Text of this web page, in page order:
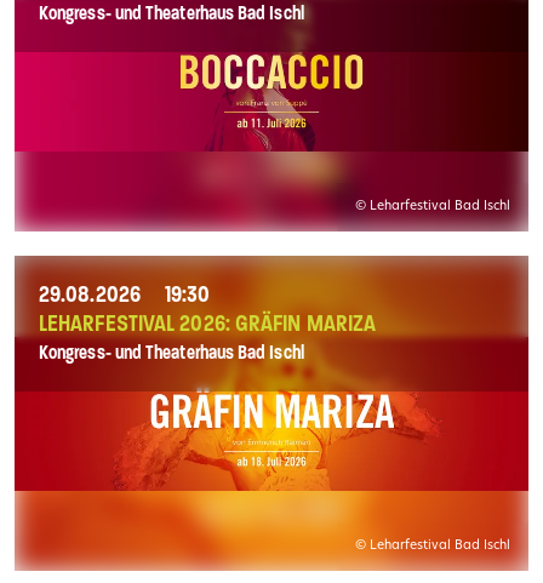
Kongress- und Theaterhaus Bad Ischl
© Leharfestival Bad Ischl
29.08.2026
19:30
LEHARFESTIVAL 2026: GRÄFIN MARIZA
Kongress- und Theaterhaus Bad Ischl
© Leharfestival Bad Ischl